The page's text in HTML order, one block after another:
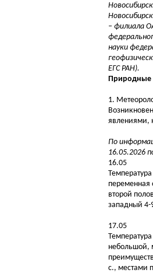
– филиала
науки
ЕГС РАН).
Природные
1.
явлениями,
По
16.05.2026
16.05
переменная
второй
западный
17.05
небольшой,
с., местами